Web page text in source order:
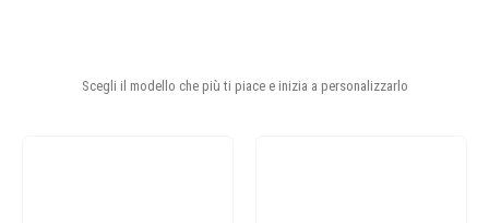
Scegli il modello che più ti piace e inizia a personalizzarlo